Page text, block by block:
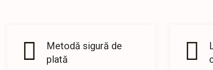
Metodă sigură de
plată